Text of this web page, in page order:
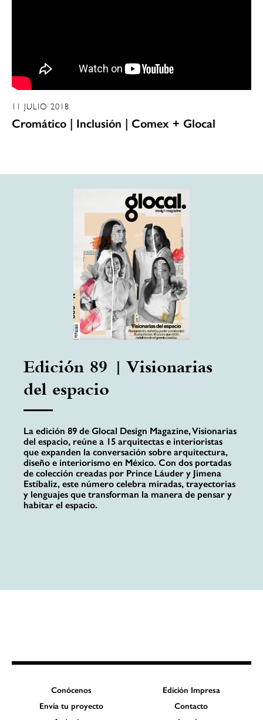
11 JULIO 2018
Cromático | Inclusión | Comex + Glocal
Edición 89 | Visionarias
del espacio
La edición 89 de Glocal Design Magazine, Visionarias
del espacio, reúne a 15 arquitectas e interioristas
que expanden la conversación sobre arquitectura,
diseño e interiorismo en México. Con dos portadas
de colección creadas por Prince Láuder y Jimena
Estíbaliz, este número celebra miradas, trayectorias
y lenguajes que transforman la manera de pensar y
habitar el espacio.
Conócenos
Edición Impresa
Envía tu proyecto
Contacto